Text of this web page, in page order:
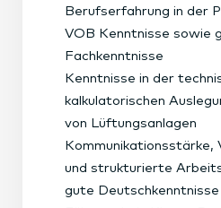
Berufserfahrung in der
VOB Kenntnisse sowie
Fachkenntnisse
Kenntnisse in der
kalkulatorischen
von Lüftungsanlagen
Kommunikationsstärke,
und strukturierte
gute